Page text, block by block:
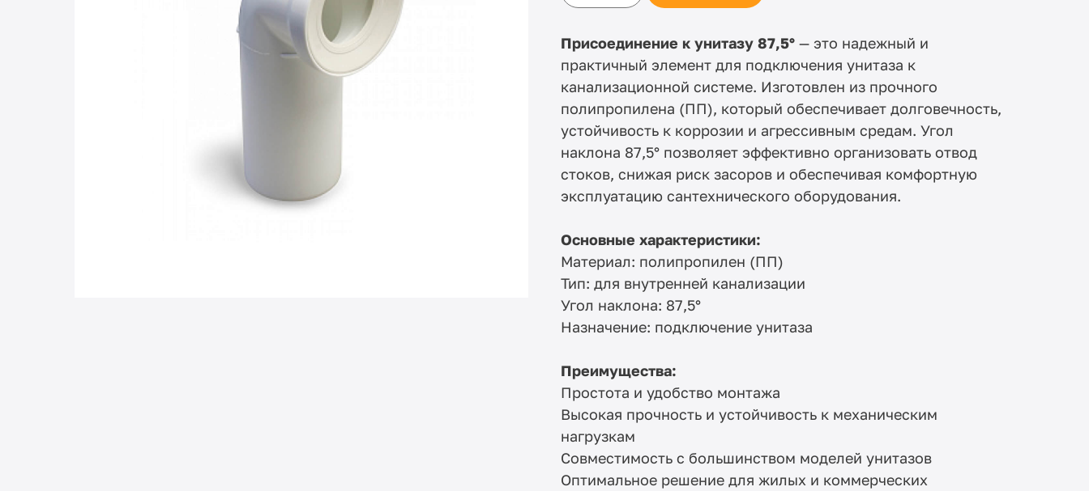
Присоединение к унитазу 87,5° — это надежный и
практичный элемент для подключения унитаза к
канализационной системе. Изготовлен из прочного
полипропилена (ПП), который обеспечивает долговечность,
устойчивость к коррозии и агрессивным средам. Угол
наклона 87,5° позволяет эффективно организовать отвод
стоков, снижая риск засоров и обеспечивая комфортную
эксплуатацию сантехнического оборудования.
Основные характеристики:
Материал: полипропилен (ПП)
Тип: для внутренней канализации
Угол наклона: 87,5°
Назначение: подключение унитаза
Преимущества:
Простота и удобство монтажа
Высокая прочность и устойчивость к механическим
нагрузкам
Совместимость с большинством моделей унитазов
Оптимальное решение для жилых и коммерческих